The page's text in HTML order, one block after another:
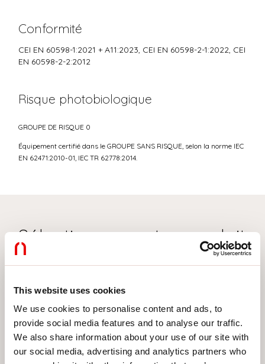
This website uses cookies
We use cookies to personalise content and ads, to
provide social media features and to analyse our traffic.
We also share information about your use of our site with
our social media, advertising and analytics partners who
Conformité
CEI EN 60598-1:2021 + A11:2023, CEI EN 60598-2-1:2022, CEI
EN 60598-2-2:2012
Risque photobiologique
GROUPE DE RISQUE 0
Équipement certifié dans le GROUPE SANS RISQUE, selon la norme IEC
EN 62471:2010-01, IEC TR 62778:2014.
Sélectionnez votre produit
TYPE INSTALLATION
PLAFONNIER
ENCASTRABLE EN PLAQUE DE PLÂTRE
SUSPENSION